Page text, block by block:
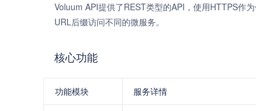
Voluum API提供了REST类型的API，使用HTTPS作
URL后缀访问不同的微服务。
核心功能
功能模块 服务详情